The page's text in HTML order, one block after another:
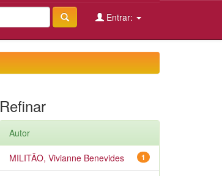
Entrar:
Refinar
Autor
1
MILITÃO, Vivianne Benevides